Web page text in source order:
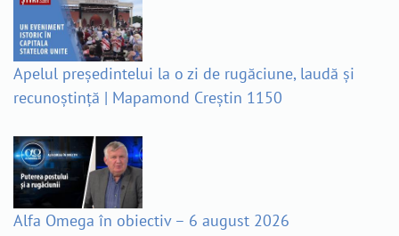
Apelul președintelui la o zi de rugăciune, laudă și
recunoștință | Mapamond Creștin 1150
Alfa Omega în obiectiv – 6 august 2026